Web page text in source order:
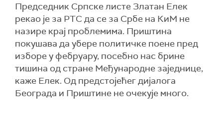
Председник Српске листе Златан Елек
рекао је за РТС да се за Србе на КиМ не
назире крај проблемима. Приштина
покушава да убере политичке поене пред
изборе у фебруару, посебно нас брине
тишина од стране Међународне заједнице,
каже Елек. Од предстојећег дијалога
Београда и Приштине не очекује много.